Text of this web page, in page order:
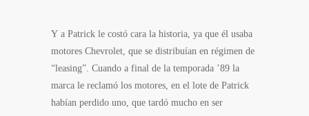
Y a Patrick le costó cara la historia, ya que él usaba
motores Chevrolet, que se distribuían en régimen de
“leasing”. Cuando a final de la temporada ’89 la
marca le reclamó los motores, en el lote de Patrick
habían perdido uno, que tardó mucho en ser